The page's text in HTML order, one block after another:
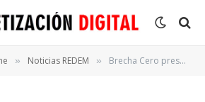
» Noticias REDEM » Brecha Cero presenta su compilación de entrevistas: Conversaciones